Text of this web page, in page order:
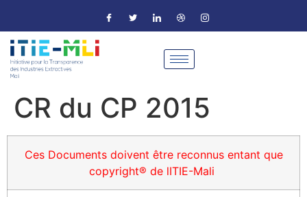
CR du CP 2015
Ces Documents doivent être reconnus entant que
copyright® de lITIE-Mali